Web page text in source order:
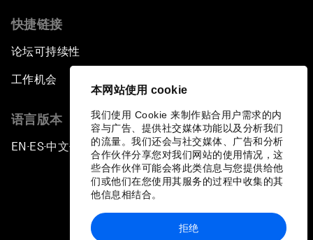
本网站使用 cookie
我们使用 Cookie 来制作贴合用户需求的内
容与广告、提供社交媒体功能以及分析我们
的流量。我们还会与社交媒体、广告和分析
合作伙伴分享您对我们网站的使用情况，这
些合作伙伴可能会将此类信息与您提供给他
们或他们在您使用其服务的过程中收集的其
他信息相结合。
拒绝
快捷链接
论坛可持续性
工作机会
语言版本
EN ▪ES▪中文▪ 日本語